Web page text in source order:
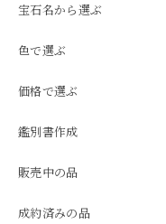
宝石名から選ぶ
色で選ぶ
価格で選ぶ
鑑別書作成
販売中の品
成約済みの品